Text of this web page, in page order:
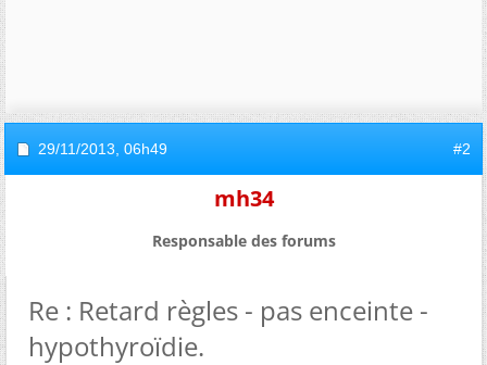
29/11/2013, 06h49 #2
mh34
Responsable des forums
Re : Retard règles - pas enceinte -
hypothyroïdie.